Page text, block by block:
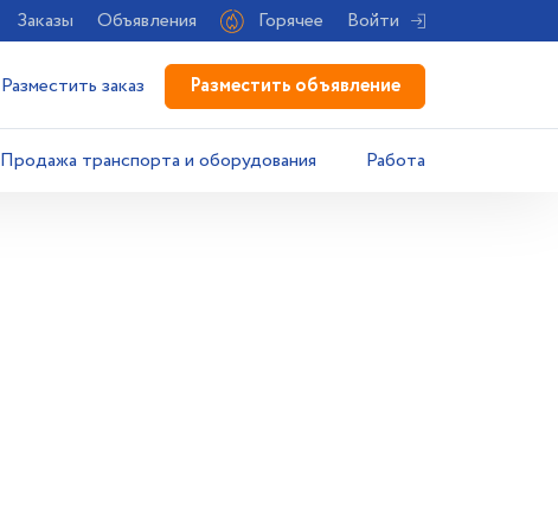
Заказы Объявления Горячее Войти
Разместить заказ Разместить объявление
Продажа транспорта и оборудования Работа